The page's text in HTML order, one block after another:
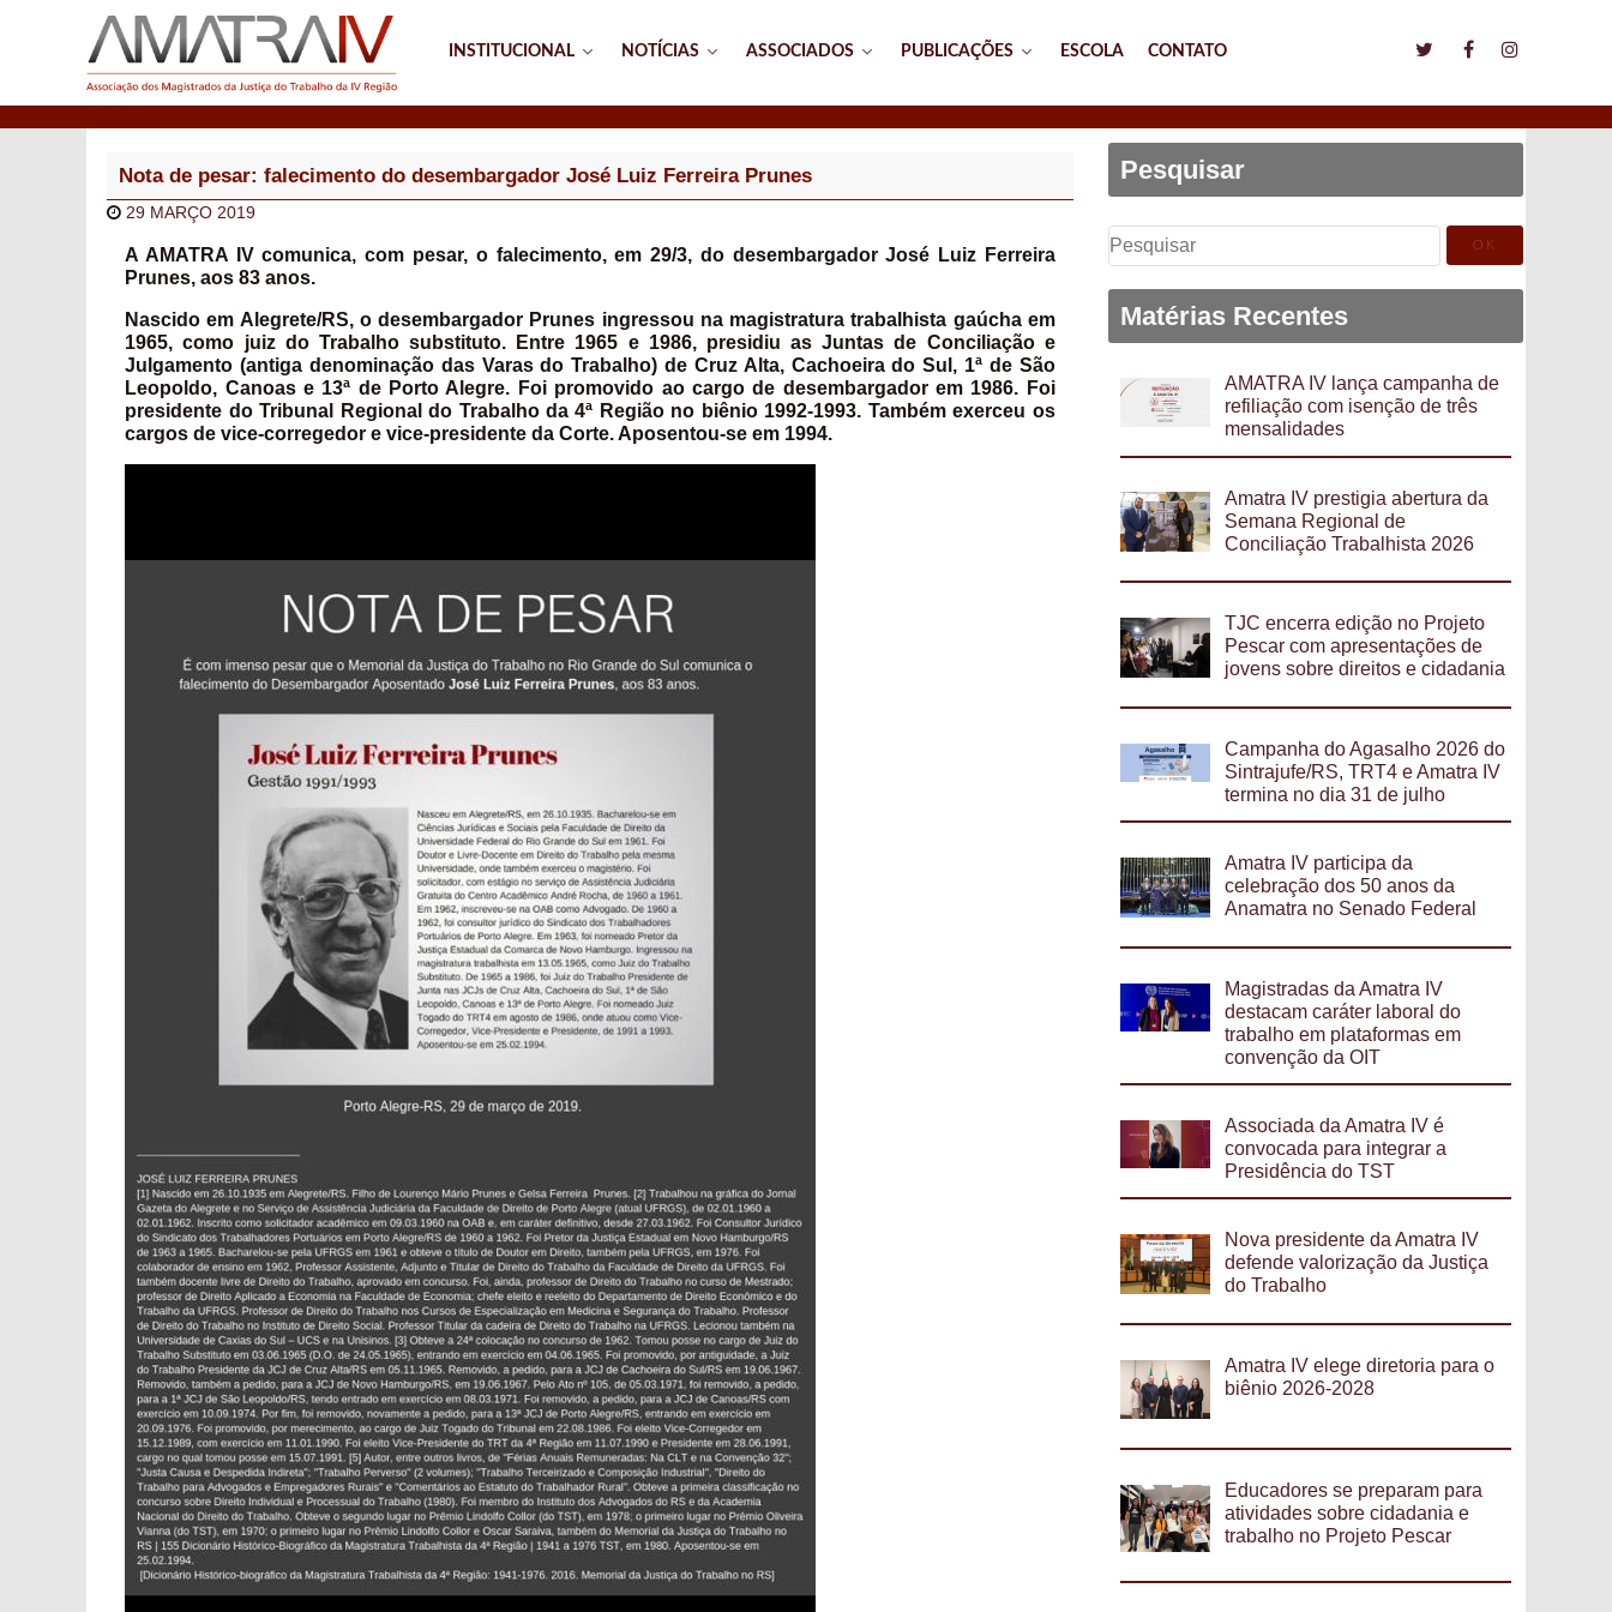
INSTITUCIONAL NOTÍCIAS ASSOCIADOS PUBLICAÇÕES ESCOLA CONTATO
Nota de pesar: falecimento do desembargador José Luiz Ferreira Prunes
29 MARÇO 2019
A AMATRA IV comunica, com pesar, o falecimento, em 29/3, do desembargador José Luiz Ferreira
Prunes, aos 83 anos.
Nascido em Alegrete/RS, o desembargador Prunes ingressou na magistratura trabalhista gaúcha em
1965, como juiz do Trabalho substituto. Entre 1965 e 1986, presidiu as Juntas de Conciliação e
Julgamento (antiga denominação das Varas do Trabalho) de Cruz Alta, Cachoeira do Sul, 1ª de São
Leopoldo, Canoas e 13ª de Porto Alegre. Foi promovido ao cargo de desembargador em 1986. Foi
presidente do Tribunal Regional do Trabalho da 4ª Região no biênio 1992-1993. Também exerceu os
cargos de vice-corregedor e vice-presidente da Corte. Aposentou-se em 1994.
Pesquisar
Pesquisar
por:
Matérias Recentes
AMATRA IV lança campanha de
refiliação com isenção de três
mensalidades
Amatra IV prestigia abertura da
Semana Regional de
Conciliação Trabalhista 2026
TJC encerra edição no Projeto
Pescar com apresentações de
jovens sobre direitos e cidadania
Campanha do Agasalho 2026 do
Sintrajufe/RS, TRT4 e Amatra IV
termina no dia 31 de julho
Amatra IV participa da
celebração dos 50 anos da
Anamatra no Senado Federal
Magistradas da Amatra IV
destacam caráter laboral do
trabalho em plataformas em
convenção da OIT
Associada da Amatra IV é
convocada para integrar a
Presidência do TST
Nova presidente da Amatra IV
defende valorização da Justiça
do Trabalho
Amatra IV elege diretoria para o
biênio 2026-2028
Educadores se preparam para
atividades sobre cidadania e
trabalho no Projeto Pescar